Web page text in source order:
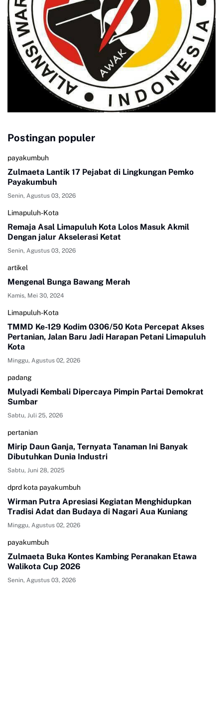
Postingan populer
payakumbuh
Zulmaeta Lantik 17 Pejabat di Lingkungan Pemko
Payakumbuh
Senin, Agustus 03, 2026
Limapuluh-Kota
Remaja Asal Limapuluh Kota Lolos Masuk Akmil
Dengan jalur Akselerasi Ketat
Senin, Agustus 03, 2026
artikel
Mengenal Bunga Bawang Merah
Kamis, Mei 30, 2024
Limapuluh-Kota
TMMD Ke-129 Kodim 0306/50 Kota Percepat Akses
Pertanian, Jalan Baru Jadi Harapan Petani Limapuluh
Kota
Minggu, Agustus 02, 2026
padang
Mulyadi Kembali Dipercaya Pimpin Partai Demokrat
Sumbar
Sabtu, Juli 25, 2026
pertanian
Mirip Daun Ganja, Ternyata Tanaman Ini Banyak
Dibutuhkan Dunia Industri
Sabtu, Juni 28, 2025
dprd kota payakumbuh
Wirman Putra Apresiasi Kegiatan Menghidupkan
Tradisi Adat dan Budaya di Nagari Aua Kuniang
Minggu, Agustus 02, 2026
payakumbuh
Zulmaeta Buka Kontes Kambing Peranakan Etawa
Walikota Cup 2026
Senin, Agustus 03, 2026